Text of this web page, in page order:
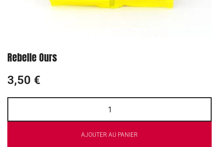
Rebelle Ours
3,50 €
AJOUTER AU PANIER